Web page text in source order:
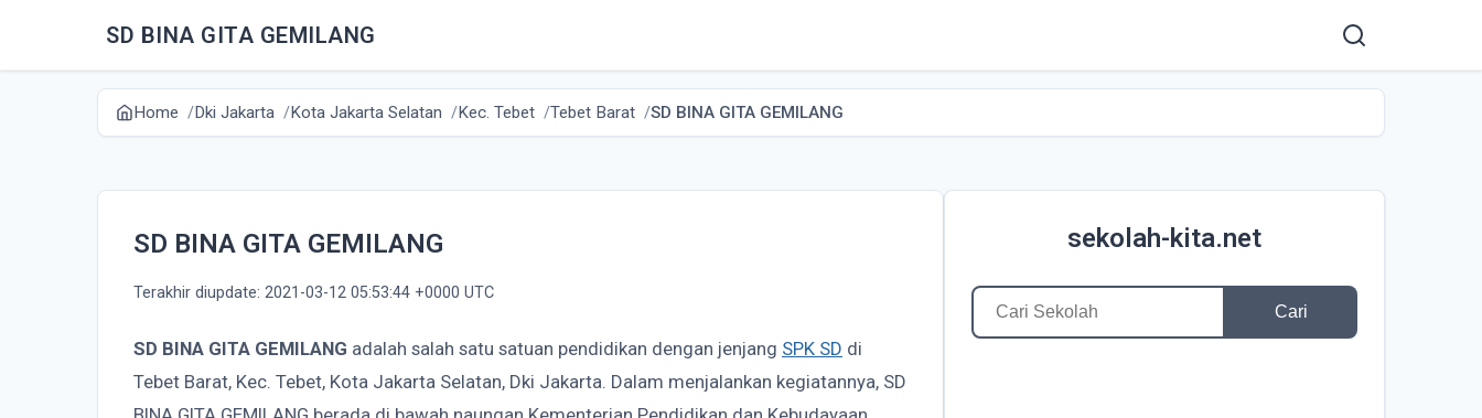
SD BINA GITA GEMILANG
Home Dki Jakarta Kota Jakarta Selatan Kec. Tebet Tebet Barat SD BINA GITA GEMILANG
SD BINA GITA GEMILANG
Terakhir diupdate: 2021-03-12 05:53:44 +0000 UTC
SD BINA GITA GEMILANG adalah salah satu satuan pendidikan dengan jenjang SPK SD di
Tebet Barat, Kec. Tebet, Kota Jakarta Selatan, Dki Jakarta. Dalam menjalankan kegiatannya, SD
sekolah-kita.net
Cari